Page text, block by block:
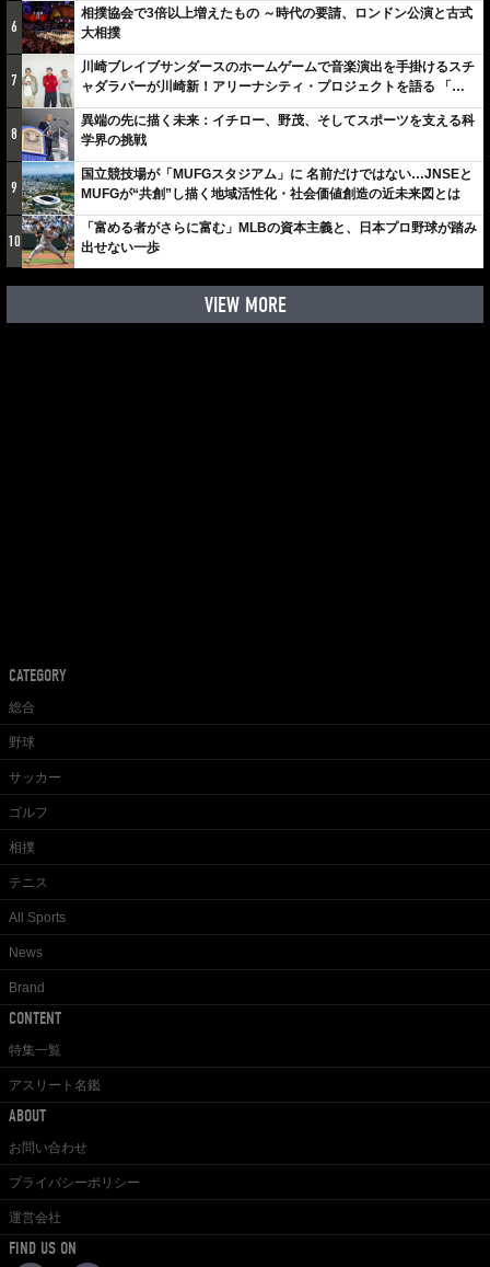
6
相撲協会で3倍以上増えたもの ～時代の要請、ロンドン公演と古式
大相撲
7
川崎ブレイブサンダースのホームゲームで音楽演出を手掛けるスチ
ャダラパーが川崎新！アリーナシティ・プロジェクトを語る 「楽
しみでしかないでしょ。川崎は、ずっと成長曲線だから」
8
異端の先に描く未来：イチロー、野茂、そしてスポーツを支える科
学界の挑戦
9
国立競技場が「MUFGスタジアム」に 名前だけではない…JNSEと
MUFGが“共創”し描く地域活性化・社会価値創造の近未来図とは
10
「富める者がさらに富む」MLBの資本主義と、日本プロ野球が踏み
出せない一歩
VIEW MORE
CATEGORY
総合
野球
サッカー
ゴルフ
相撲
テニス
All Sports
News
Brand
CONTENT
特集一覧
アスリート名鑑
ABOUT
お問い合わせ
プライバシーポリシー
運営会社
FIND US ON